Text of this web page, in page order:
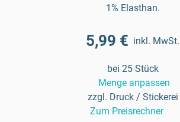
1% Elasthan.
5,99 € inkl. MwSt.
bei 25 Stück
Menge anpassen
zzgl. Druck / Stickerei
Zum Preisrechner